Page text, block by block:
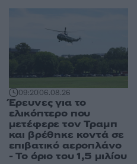
09:2006.08.26
Έρευνες για το
ελικόπτερο που
μετέφερε τον Τραμπ
και βρέθηκε κοντά σε
επιβατικό αεροπλάνο
- Το όριο του 1,5 μιλίου